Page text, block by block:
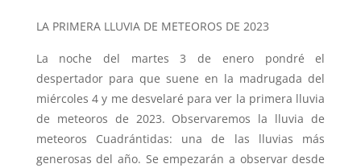
LA PRIMERA LLUVIA DE METEOROS DE 2023
La noche del martes 3 de enero pondré el
despertador para que suene en la madrugada del
miércoles 4 y me desvelaré para ver la primera lluvia
de meteoros de 2023. Observaremos la lluvia de
meteoros Cuadrántidas: una de las lluvias más
generosas del año. Se empezarán a observar desde